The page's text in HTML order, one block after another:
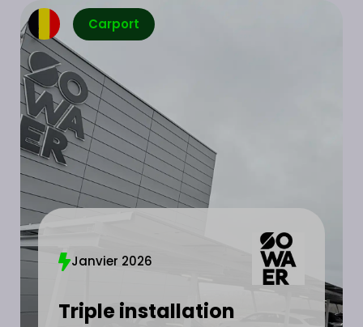
Carport
Janvier 2026
Triple installation